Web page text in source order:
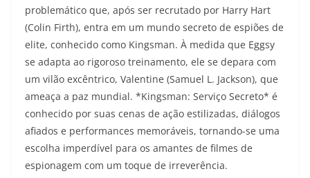
problemático que, após ser recrutado por Harry Hart
(Colin Firth), entra em um mundo secreto de espiões de
elite, conhecido como Kingsman. À medida que Eggsy
se adapta ao rigoroso treinamento, ele se depara com
um vilão excêntrico, Valentine (Samuel L. Jackson), que
ameaça a paz mundial. *Kingsman: Serviço Secreto* é
conhecido por suas cenas de ação estilizadas, diálogos
afiados e performances memoráveis, tornando-se uma
escolha imperdível para os amantes de filmes de
espionagem com um toque de irreverência.